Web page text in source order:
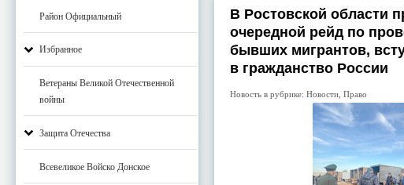
Район Официальный
Избранное
Ветераны Великой Отечественной
войны
Защита Отечества
Всевеликое Войско Донское
В Ростовской области
очередной рейд по
бывших мигрантов,
в гражданство России
Новость в рубрике:Новости ,Право